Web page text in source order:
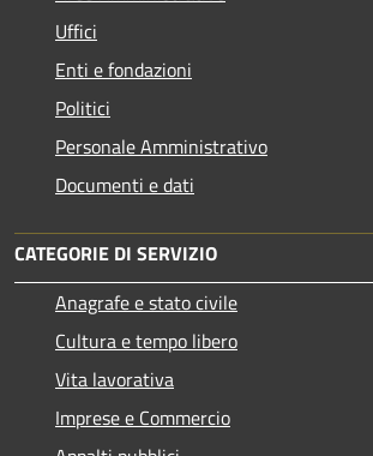
Uffici
Enti e fondazioni
Politici
Personale Amministrativo
Documenti e dati
CATEGORIE DI SERVIZIO
Anagrafe e stato civile
Cultura e tempo libero
Vita lavorativa
Imprese e Commercio